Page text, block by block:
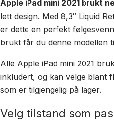
Apple iPad mini 2021 brukt
lett design. Med 8,3″ Liquid
er dette en perfekt
brukt får du denne modellen
Alle Apple iPad mini 2021
inkludert, og kan velge blant
som er tilgjengelig på lager.
Velg tilstand som